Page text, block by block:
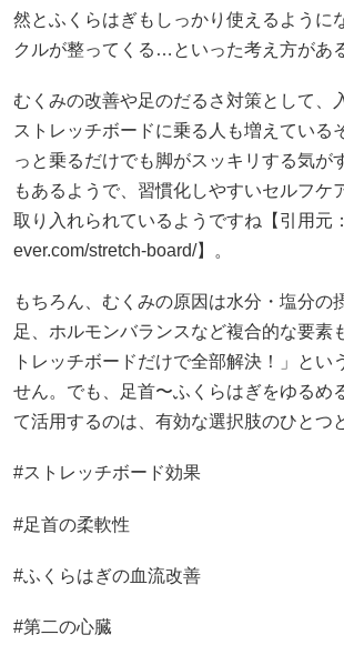
然とふくらはぎもしっかり使えるように
クルが整ってくる…といった考え方があ
むくみの改善や足のだるさ対策として、
ストレッチボードに乗る人も増えている
っと乗るだけでも脚がスッキリする気が
もあるようで、習慣化しやすいセルフケ
取り入れられているようですね【引用元
ever.com/stretch-board/】。
もちろん、むくみの原因は水分・塩分の
足、ホルモンバランスなど複合的な要素
トレッチボードだけで全部解決！」とい
せん。でも、足首〜ふくらはぎをゆるめ
て活用するのは、有効な選択肢のひとつ
#ストレッチボード効果
#足首の柔軟性
#ふくらはぎの血流改善
#第二の心臓